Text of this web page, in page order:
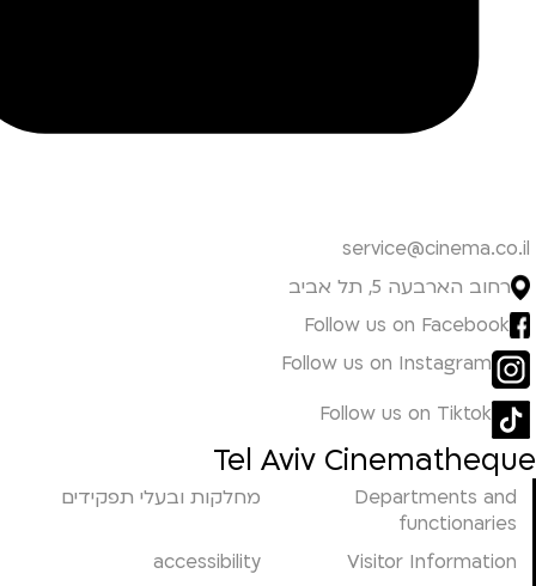
service@cinema.co.il
רחוב הארבעה 5, תל אביב
Follow us on Facebook
Follow us on Instagram
Follow us on Tiktok
Tel Aviv Cinematheque
Departments and
functionaries
מחלקות ובעלי תפקידים
Visitor Information
accessibility